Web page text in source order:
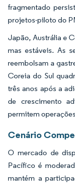
fragmentado
projetos-piloto do
Japão, Austrália e
mas estáveis. As
reembolsam a
Coreia do Sul
três anos após a
de crescimento
permitem
Cenário
O mercado de
Pacífico é
mantém a